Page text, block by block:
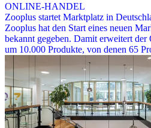
ONLINE-HANDEL
Zooplus startet Marktplatz in
Zooplus hat den Start eines neuen
bekannt gegeben. Damit erweitert
um 10.000 Produkte, von denen 65